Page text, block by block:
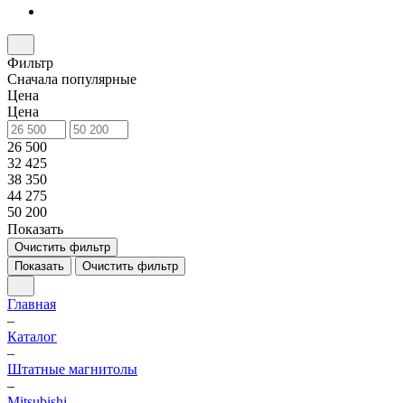
Фильтр
Сначала популярные
Цена
Цена
26 500
32 425
38 350
44 275
50 200
Показать
Очистить фильтр
Показать
Очистить фильтр
Главная
–
Каталог
–
Штатные магнитолы
–